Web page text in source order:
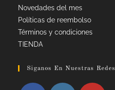
Novedades del mes
Políticas de reembolso
Términos y condiciones
TIENDA
Siganos En Nuestras Redes